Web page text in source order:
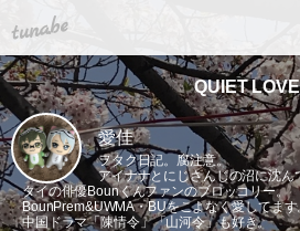
tuna.be
QUIET LOVE
愛佳
ヲタク日記。腐注意。
アイナナとにじさんじの沼に沈ん
タイの俳優Bounくんファンのブロッコリー。
BounPrem&UWMA・BUをこよなく愛してます
中国ドラマ「陳情令」「山河令」も好き。